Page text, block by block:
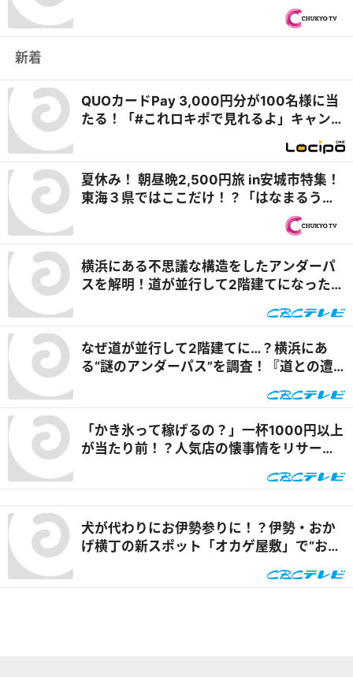
「野沢屋」を再訪！『オモウマい店』
新着
QUOカードPay 3,000円分が100名様に当
たる！「#これロキポで見れるよ」キャンペ
夏休み！ 朝昼晩2,500円旅 in安城市特集！
東海３県ではここだけ！？「はなまるうど
ん×吉野家 安城横山店」牛丼とうどんの最
強コラボで可能性は無限大！＆「福来源」
目！ 『PS純金（ゴールド）』
横浜にある不思議な構造をしたアンダーパ
スを解明！道が並行して2階建てになったワ
なぜ道が並行して2階建てに…？横浜にあ
る“謎のアンダーパス”を調査！『道との遭
「かき氷って稼げるの？」一杯1000円以上
が当たり前！？人気店の懐事情をリサーチ
犬が代わりにお伊勢参りに！？伊勢・おか
げ横丁の新スポット「オカゲ屋敷」で“おか